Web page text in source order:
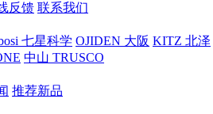
反馈 联系我们
七星科学 OJIDEN 大阪 KITZ 北泽
中山 TRUSCO
推荐新品